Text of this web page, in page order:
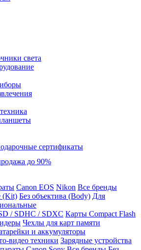
света
сертификаты
до 90%
Canon EOS Nikon Все бренды
(Kit) Без объектива (Body) Для
/ SDHC / SDXC Карты Compact Flash
Чехлы для карт памяти
и аккумуляторы
видео техники Зарядные устройства